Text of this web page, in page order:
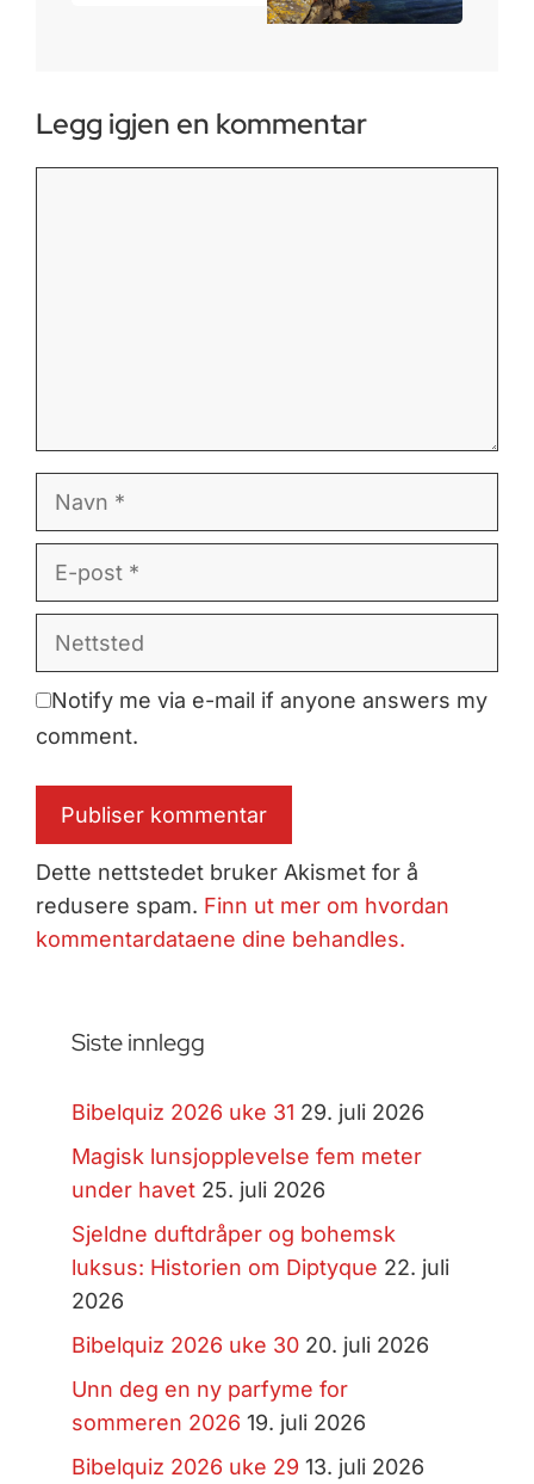
Legg igjen en kommentar
post
Notify me via e-mail if anyone answers my
comment.
Dette nettstedet bruker Akismet for å
redusere spam. Finn ut mer om hvordan
kommentardataene dine behandles.
Siste innlegg
Bibelquiz 2026 uke 31 29. juli 2026
Magisk lunsjopplevelse fem meter
under havet 25. juli 2026
Sjeldne duftdråper og bohemsk
luksus: Historien om Diptyque 22. juli
2026
Bibelquiz 2026 uke 30 20. juli 2026
Unn deg en ny parfyme for
sommeren 2026 19. juli 2026
Bibelquiz 2026 uke 29 13. juli 2026